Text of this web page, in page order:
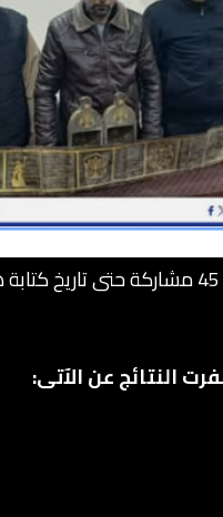
النتائج عن الآتى: